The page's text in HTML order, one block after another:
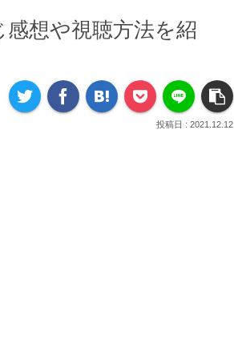
想や視聴方法を紹
2021.12.12